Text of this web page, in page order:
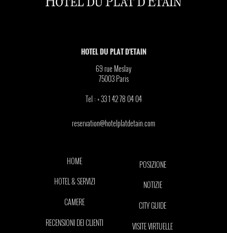
HOTEL DU PLAT D'ETAIN
69 rue Meslay
75003 Paris
Tel : + 33 1 42 78 04 04
reservation@hotelplatdetain.com
HOME
HOTEL & SERVIZI
CAMERE
RECENSIONI DEI CLIENTI
POSIZIONE
NOTIZIE
CITY GUIDE
VISITE VIRTUELLE